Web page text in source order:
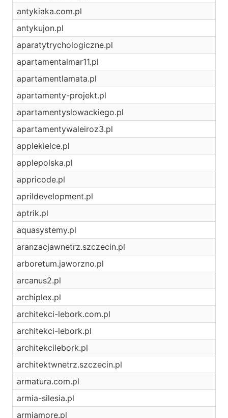
antykiaka.com.pl
antykujon.pl
aparatytrychologiczne.pl
apartamentalmar11.pl
apartamentlamata.pl
apartamenty-projekt.pl
apartamentyslowackiego.pl
apartamentywaleiroz3.pl
applekielce.pl
applepolska.pl
appricode.pl
aprildevelopment.pl
aptrik.pl
aquasystemy.pl
aranzacjawnetrz.szczecin.pl
arboretum.jaworzno.pl
arcanus2.pl
archiplex.pl
architekci-lebork.com.pl
architekci-lebork.pl
architekcilebork.pl
architektwnetrz.szczecin.pl
armatura.com.pl
armia-silesia.pl
armiamore.pl